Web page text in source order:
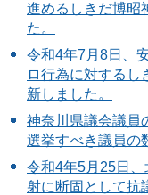
進めるしきだ博昭
た。
令和4年7月8日、
ロ行為に対するし
新しました。
神奈川県議会議員
選挙すべき議員の
令和4年5月25日
射に断固として抗